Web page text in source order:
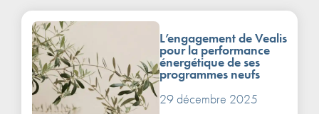
L’engagement de Vealis
pour la performance
énergétique de ses
programmes neufs
29 décembre 2025